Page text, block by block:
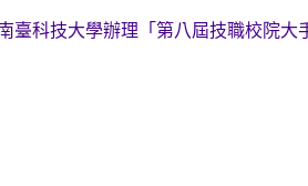
臺科技大學辦理「第八屆技職校院大